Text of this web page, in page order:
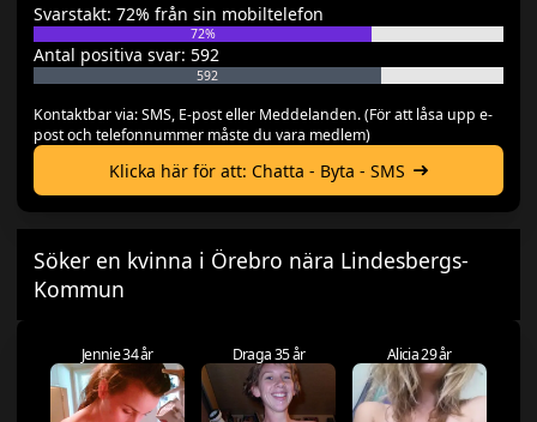
Svarstakt: 72% från sin mobiltelefon
72%
Antal positiva svar: 592
592
Kontaktbar via: SMS, E-post eller Meddelanden. (För att låsa upp e-
post och telefonnummer måste du vara medlem)
Klicka här för att: Chatta - Byta - SMS
Söker en kvinna i Örebro nära Lindesbergs-
Kommun
Jennie 34 år Draga 35 år Alicia 29 år